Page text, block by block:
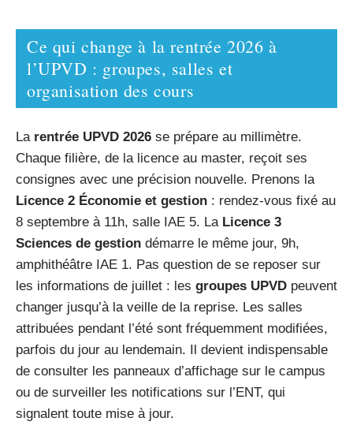
Ce qui change à la rentrée 2026 à
l’UPVD : groupes, salles et
organisation des cours
La rentrée UPVD 2026 se prépare au millimètre.
Chaque filière, de la licence au master, reçoit ses
consignes avec une précision nouvelle. Prenons la
Licence 2 Économie et gestion : rendez-vous fixé au
8 septembre à 11h, salle IAE 5. La Licence 3
Sciences de gestion démarre le même jour, 9h,
amphithéâtre IAE 1. Pas question de se reposer sur
les informations de juillet : les groupes UPVD peuvent
changer jusqu’à la veille de la reprise. Les salles
attribuées pendant l’été sont fréquemment modifiées,
parfois du jour au lendemain. Il devient indispensable
de consulter les panneaux d’affichage sur le campus
ou de surveiller les notifications sur l’ENT, qui
signalent toute mise à jour.